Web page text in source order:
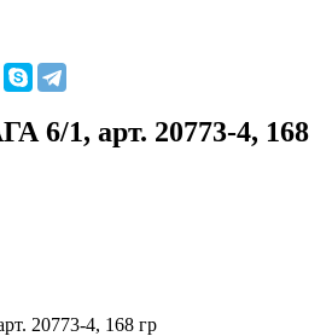
6/1, арт. 20773-4, 168
20773-4, 168 гр